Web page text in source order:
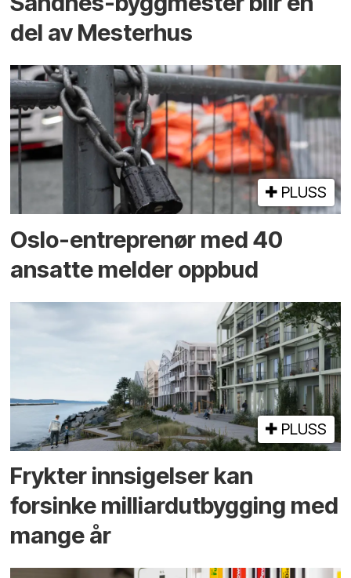
del av Mesterhus
PLUSS
Oslo-entreprenør med 40
ansatte melder oppbud
PLUSS
Frykter innsigelser kan
forsinke milliard­utbygging med
mange år